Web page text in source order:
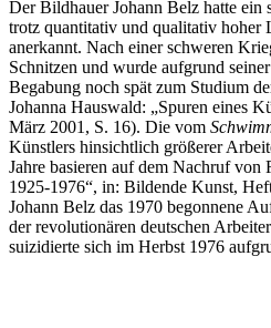
Der Bildhauer Johann Belz hatte ein
trotz quantitativ und qualitativ hoher
anerkannt. Nach einer schweren
Schnitzen und wurde aufgrund
Begabung noch spät zum Studium
Johanna Hauswald: „Spuren eines
März 2001, S. 16). Die vom
Künstlers hinsichtlich größerer
Jahre basieren auf dem Nachruf
1925-1976“, in: Bildende Kunst,
Johann Belz das 1970 begonnene
der revolutionären deutschen
suizidierte sich im Herbst 1976